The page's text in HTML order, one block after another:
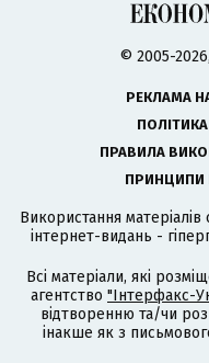
© 2005-
РЕКЛАМА
ПРАВИЛА
ПРИНЦИПИ
Використання
інтернет-видань -
Всі матеріали, які
агентство "Інтерфакс-
відтворенню та/чи
інакше як з